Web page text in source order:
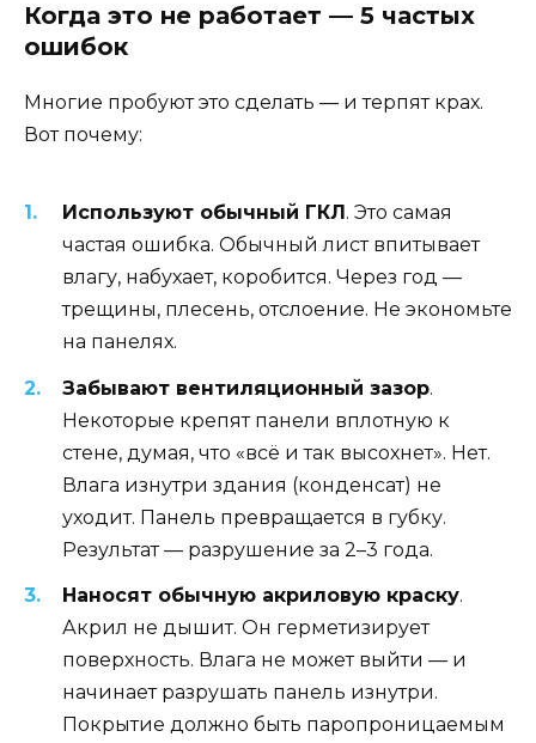
Когда это не работает — 5 частых
ошибок
Многие пробуют это сделать — и терпят крах.
Вот почему:
Используют обычный ГКЛ . Это самая
частая ошибка. Обычный лист впитывает
влагу, набухает, коробится. Через год —
трещины, плесень, отслоение. Не экономьте
на панелях.
Забывают вентиляционный зазор.
Некоторые крепят панели вплотную к
стене, думая, что «всё и так высохнет». Нет.
Влага изнутри здания (конденсат) не
уходит. Панель превращается в губку.
Результат — разрушение за 2–3 года.
Наносят обычную акриловую краску.
Акрил не дышит. Он герметизирует
поверхность. Влага не может выйти — и
начинает разрушать панель изнутри.
Покрытие должно быть паропроницаемым